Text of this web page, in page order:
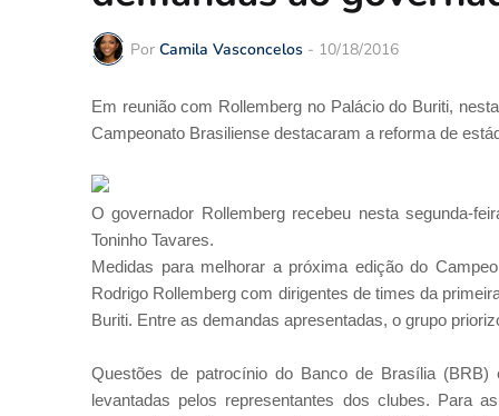
Por Camila Vasconcelos - 10/18/2016
Em reunião com Rollemberg no Palácio do Buriti,
Campeonato Brasiliense destacaram a reforma de
O governador Rollemberg recebeu nesta segunda-
Toninho Tavares.
Medidas para melhorar a próxima edição do
Rodrigo Rollemberg com dirigentes de times da
Buriti. Entre as demandas apresentadas, o grupo
Questões de patrocínio do Banco de Brasília
levantadas pelos representantes dos clubes. Para